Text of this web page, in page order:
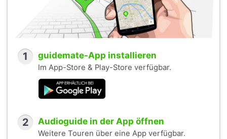
1 guidemate-App installieren
Im App-Store & Play-Store verfügbar.
2 Audioguide in der App öffnen
Weitere Touren über eine App verfügbar.